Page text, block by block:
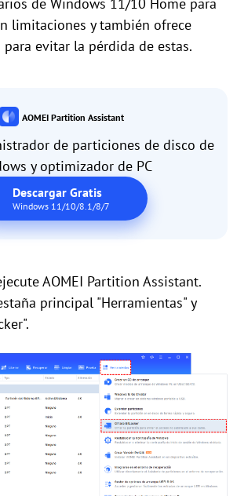
limitaciones y también ofrece
evitar la pérdida de estas.
AOMEI Partition Assistant
de particiones de disco de
y optimizador de PC
Descargar Gratis
Windows 11/10/8.1/8/7
AOMEI Partition Assistant.
principal "Herramientas" y